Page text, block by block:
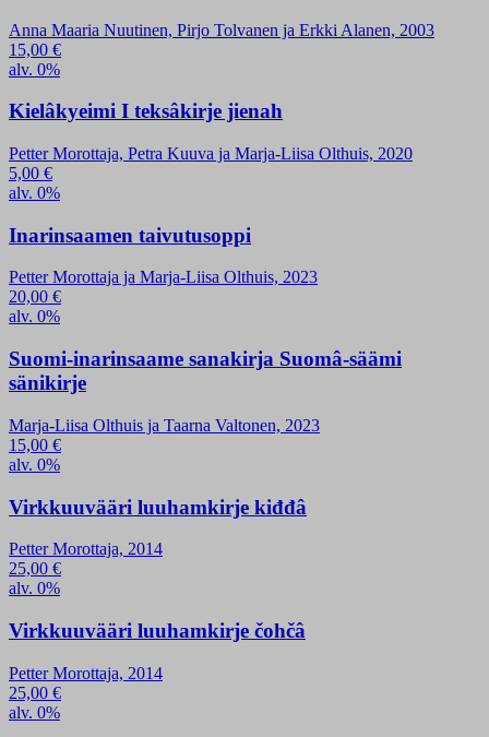
Anna Maaria Nuutinen, Pirjo Tolvanen ja Erkki Alanen, 2003
15,00 €
alv. 0%
Kielâkyeimi I teksâkirje jienah
Petter Morottaja, Petra Kuuva ja Marja-Liisa Olthuis, 2020
5,00 €
alv. 0%
Inarinsaamen taivutusoppi
Petter Morottaja ja Marja-Liisa Olthuis, 2023
20,00 €
alv. 0%
Suomi-inarinsaame sanakirja Suomâ-säämi
sänikirje
Marja-Liisa Olthuis ja Taarna Valtonen, 2023
15,00 €
alv. 0%
Virkkuuvääri luuhamkirje kiđđâ
Petter Morottaja, 2014
25,00 €
alv. 0%
Virkkuuvääri luuhamkirje čohčâ
Petter Morottaja, 2014
25,00 €
alv. 0%